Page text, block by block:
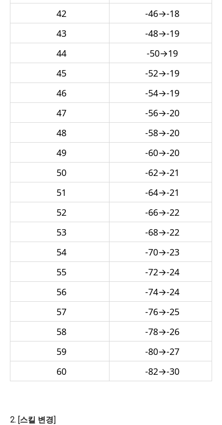
42
-46→-18
43
-48→-19
44
-50→19
45
-52→-19
46
-54→-19
47
-56→-20
48
-58→-20
49
-60→-20
50
-62→-21
51
-64→-21
52
-66→-22
53
-68→-22
54
-70→-23
55
-72→-24
56
-74→-24
57
-76→-25
58
-78→-26
59
-80→-27
60
-82→-30
2. [스킬 변경]